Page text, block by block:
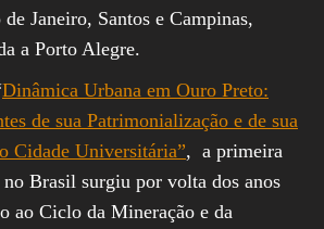
Janeiro, Santos e Campinas,
a Porto Alegre.
Dinâmica Urbana em Ouro Preto:
de sua Patrimonialização e de sua
Cidade Universitária”, a primeira
Brasil surgiu por volta dos anos
ao Ciclo da Mineração e da